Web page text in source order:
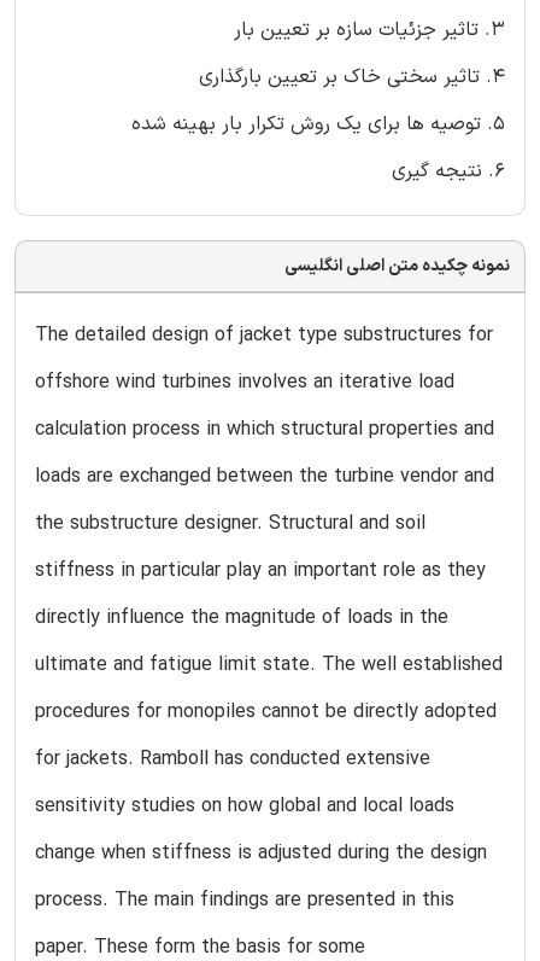
3. تاثیر جزئیات سازه بر تعیین بار
4. تاثیر سختی خاک بر تعیین بارگذاری
5. توصیه ها برای یک روش تکرار بار بهینه شده
6. نتیجه گیری
نمونه چکیده متن اصلی انگلیسی
The detailed design of jacket type substructures for
offshore wind turbines involves an iterative load
calculation process in which structural properties and
loads are exchanged between the turbine vendor and
the substructure designer. Structural and soil
stiffness in particular play an important role as they
directly influence the magnitude of loads in the
ultimate and fatigue limit state. The well established
procedures for monopiles cannot be directly adopted
for jackets. Ramboll has conducted extensive
sensitivity studies on how global and local loads
change when stiffness is adjusted during the design
process. The main findings are presented in this
paper. These form the basis for some